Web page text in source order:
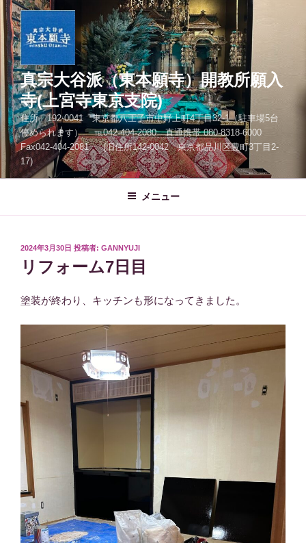
コ
ン
テ
ン
へ
ス
キ
ッ
プ
真宗大谷派（東本願寺）開教所願入
寺(上宮寺東京支院)
住所 192-0041 東京都八王子市中野上町4丁目32-1（駐車場5台
停められます） ℡042-404-2080 直通携帯 080-8318-6000
Fax042-404-2081 (旧住所142-0042 東京都品川区豊町3丁目2-
17)
メニュー
投
稿
日:
2024年3月30日 投稿者: GANNYUJI
リフォーム7日目
塗装が終わり、キッチンも形になってきました。